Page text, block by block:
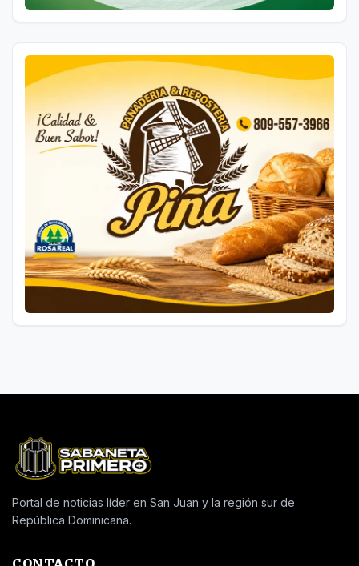
Portal de noticias líder en San Juan y la región sur de
República Dominicana.